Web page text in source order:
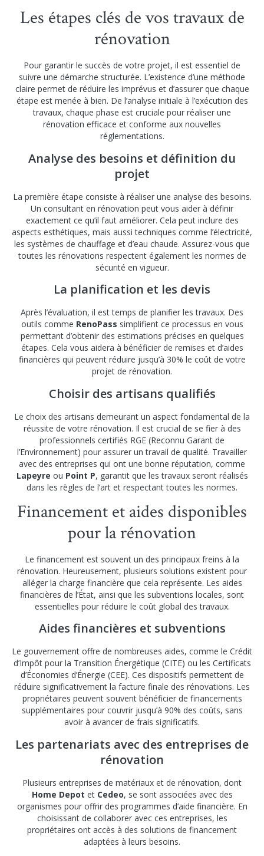
Les étapes clés de vos travaux de
rénovation
Pour garantir le succès de votre projet, il est essentiel de
suivre une démarche structurée. L’existence d’une méthode
claire permet de réduire les imprévus et d’assurer que chaque
étape est menée à bien. De l’analyse initiale à l’exécution des
travaux, chaque phase est cruciale pour réaliser une
rénovation efficace et conforme aux nouvelles
réglementations.
Analyse des besoins et définition du
projet
La première étape consiste à réaliser une analyse des besoins.
Un consultant en rénovation peut vous aider à définir
exactement ce qu’il faut améliorer. Cela peut inclure des
aspects esthétiques, mais aussi techniques comme l’électricité,
les systèmes de chauffage et d’eau chaude. Assurez-vous que
toutes les rénovations respectent également les normes de
sécurité en vigueur.
La planification et les devis
Après l’évaluation, il est temps de planifier les travaux. Des
outils comme RenoPass simplifient ce processus en vous
permettant d’obtenir des estimations précises en quelques
étapes. Cela vous aidera à bénéficier de remises et d’aides
financières qui peuvent réduire jusqu’à 30% le coût de votre
projet de rénovation.
Choisir des artisans qualifiés
Le choix des artisans demeurant un aspect fondamental de la
réussite de votre rénovation. Il est crucial de se fier à des
professionnels certifiés RGE (Reconnu Garant de
l’Environnement) pour assurer un travail de qualité. Travailler
avec des entreprises qui ont une bonne réputation, comme
Lapeyre ou Point P, garantit que les travaux seront réalisés
dans les règles de l’art et respectant toutes les normes.
Financement et aides disponibles
pour la rénovation
Le financement est souvent un des principaux freins à la
rénovation. Heureusement, plusieurs solutions existent pour
alléger la charge financière que cela représente. Les aides
financières de l’État, ainsi que les subventions locales, sont
essentielles pour réduire le coût global des travaux.
Aides financières et subventions
Le gouvernement offre de nombreuses aides, comme le Crédit
d’Impôt pour la Transition Énergétique (CITE) ou les Certificats
d’Économies d’Énergie (CEE). Ces dispositifs permettent de
réduire significativement la facture finale des rénovations. Les
propriétaires peuvent souvent bénéficier de financements
supplémentaires pour couvrir jusqu’à 90% des coûts, sans
avoir à avancer de frais significatifs.
Les partenariats avec des entreprises de
rénovation
Plusieurs entreprises de matériaux et de rénovation, dont
Home Depot et Cedeo, se sont associées avec des
organismes pour offrir des programmes d’aide financière. En
choisissant de collaborer avec ces entreprises, les
propriétaires ont accès à des solutions de financement
adaptées à leurs besoins.